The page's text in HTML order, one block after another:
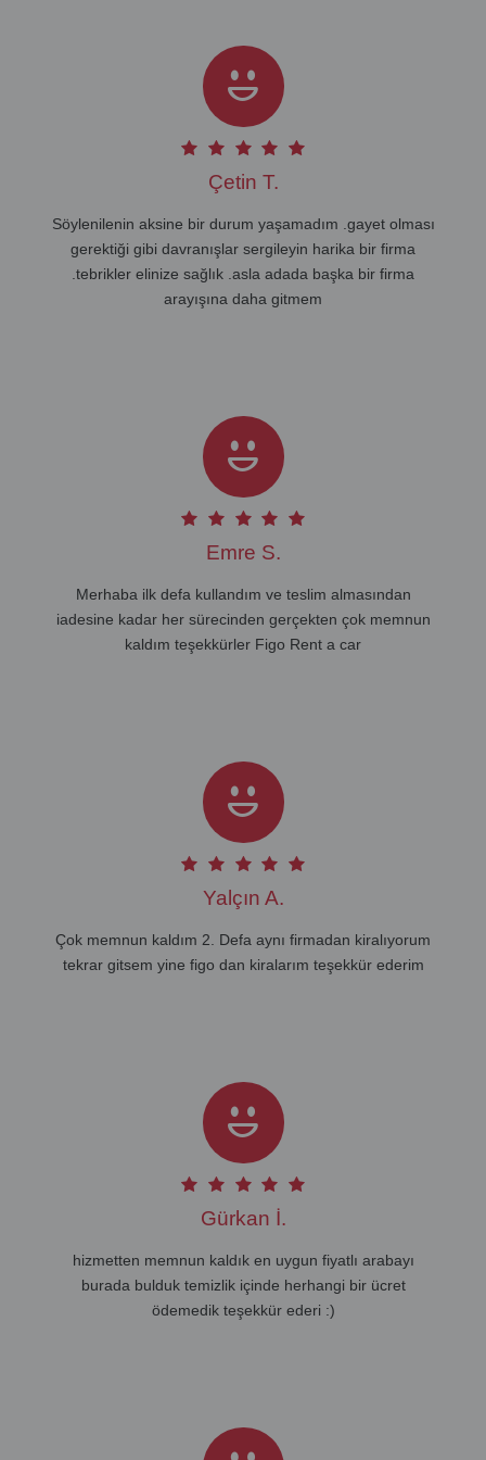
Çetin T.
Söylenilenin aksine bir durum yaşamadım .gayet olması
gerektiği gibi davranışlar sergileyin harika bir firma
.tebrikler elinize sağlık .asla adada başka bir firma
arayışına daha gitmem
Emre S.
Merhaba ilk defa kullandım ve teslim almasından
iadesine kadar her sürecinden gerçekten çok memnun
kaldım teşekkürler Figo Rent a car
Yalçın A.
Çok memnun kaldım 2. Defa aynı firmadan kiralıyorum
tekrar gitsem yine figo dan kiralarım teşekkür ederim
Gürkan İ.
hizmetten memnun kaldık en uygun fiyatlı arabayı
burada bulduk temizlik içinde herhangi bir ücret
ödemedik teşekkür ederi :)